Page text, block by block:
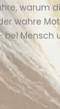
warum
wahre
bei Mensch